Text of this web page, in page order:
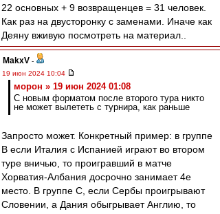
22 основных + 9 возвращенцев = 31 человек.
Как раз на двусторонку с заменами. Иначе как
Деяну вживую посмотреть на материал..
MakxV -
19 июн 2024 10:04
морон » 19 июн 2024 01:08
С новым форматом после второго тура никто
не может вылететь с турнира, как раньше
Запросто может. Конкретный пример: в группе
B если Италия с Испанией играют во втором
туре вничью, то проигравший в матче
Хорватия-Албания досрочно занимает 4е
место. В группе C, если Сербы проигрывают
Словении, а Дания обыгрывает Англию, то